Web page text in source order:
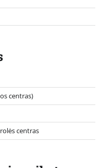
centras)
centras